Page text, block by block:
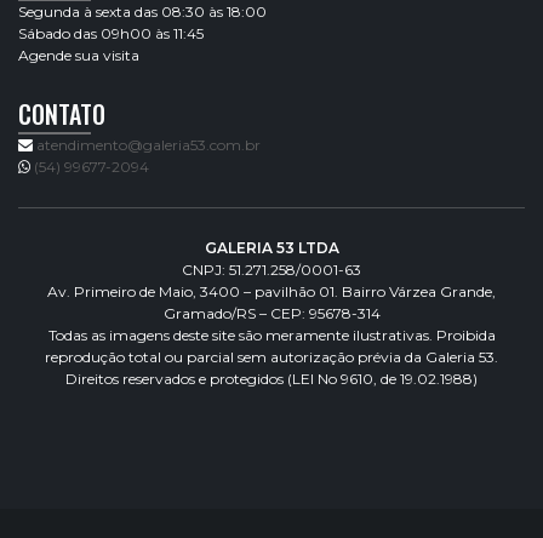
Segunda à sexta das 08:30 às 18:00
Sábado das 09h00 às 11:45
Agende sua visita
CONTATO
atendimento@galeria53.com.br
(54) 99677-2094
GALERIA 53 LTDA
CNPJ: 51.271.258/0001-63
Av. Primeiro de Maio, 3400 – pavilhão 01. Bairro Várzea Grande,
Gramado/RS – CEP: 95678-314
Todas as imagens deste site são meramente ilustrativas. Proibida
reprodução total ou parcial sem autorização prévia da Galeria 53.
Direitos reservados e protegidos (LEI No 9610, de 19.02.1988)